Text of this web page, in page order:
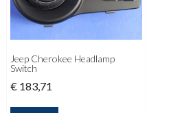
Jeep Cherokee Headlamp
Switch
€ 183,71